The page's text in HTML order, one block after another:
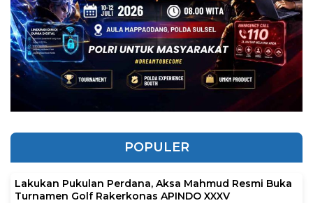
POPULER
Lakukan Pukulan Perdana, Aksa Mahmud Resmi Buka
Turnamen Golf Rakerkonas APINDO XXXV